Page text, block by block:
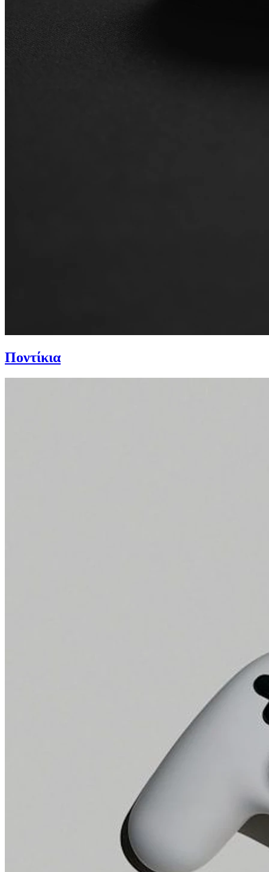
Ποντίκια